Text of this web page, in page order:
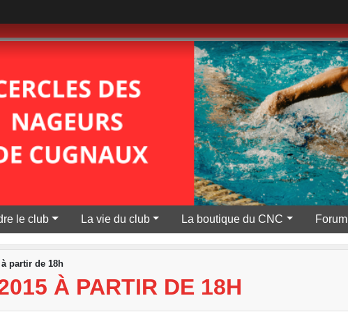
le club La vie du club La boutique du CNC Forum
à partir de 18h
À PARTIR DE 18H